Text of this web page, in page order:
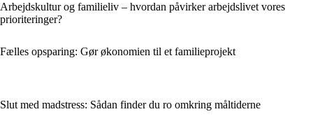
Arbejdskultur og familieliv – hvordan påvirker arbejdslivet vores
prioriteringer?
Fælles opsparing: Gør økonomien til et familieprojekt
Slut med madstress: Sådan finder du ro omkring måltiderne